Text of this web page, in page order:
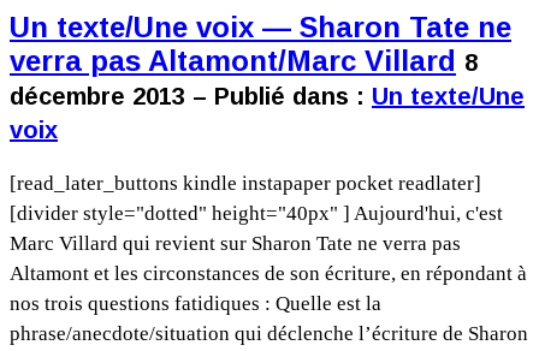
Un texte/Une voix — Sharon Tate ne
verra pas Altamont/Marc Villard 8
décembre 2013 – Publié dans : Un texte/Une
voix
[read_later_buttons kindle instapaper pocket readlater]
[divider style="dotted" height="40px" ] Aujourd'hui, c'est
Marc Villard qui revient sur Sharon Tate ne verra pas
Altamont et les circonstances de son écriture, en répondant à
nos trois questions fatidiques : Quelle est la
phrase/anecdote/situation qui déclenche l’écriture de Sharon